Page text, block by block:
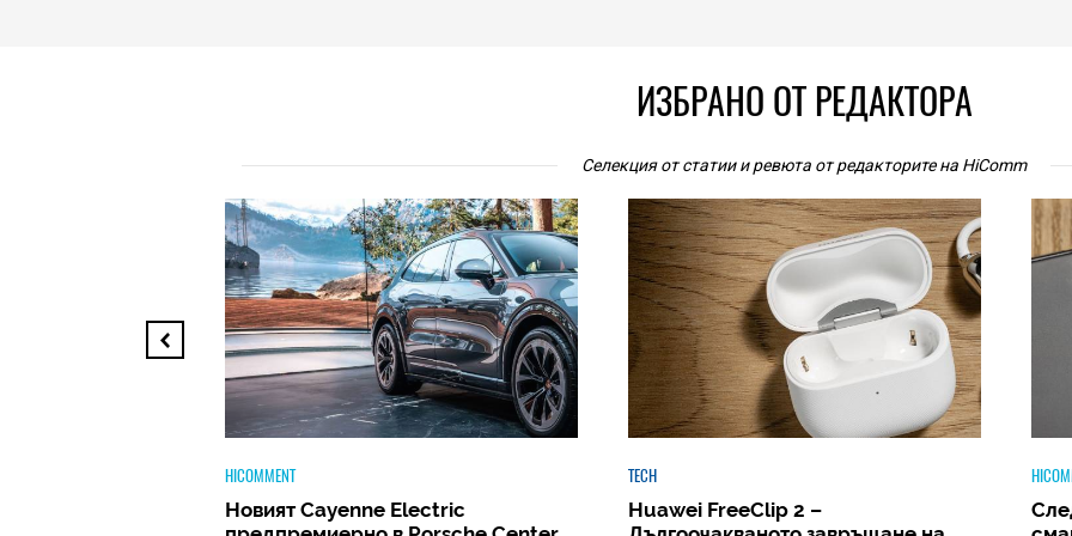
ИЗБРАНО ОТ РЕДАКТОРА
Селекция от статии и ревюта от редакторите на HiComm
TECH
Huawei FreeClip 2 –
HICOMMENT
Следващият голям скок: защо